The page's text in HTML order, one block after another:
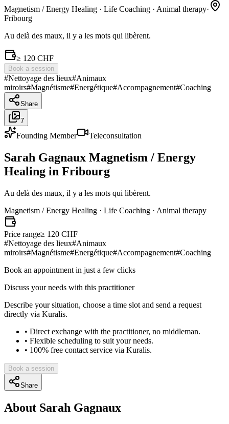
Magnetism / Energy Healing · Life Coaching · Animal therapy·
Fribourg
Au delà des maux, il y a les mots qui libèrent.
≥ 120 CHF
Book a session
#Nettoyage des lieux#Animaux
miroirs#Magnétisme#Energétique#Accompagnement#Coaching
Share
7
Founding Member Teleconsultation
Sarah Gagnaux Magnetism / Energy
Healing in Fribourg
Au delà des maux, il y a les mots qui libèrent.
Magnetism / Energy Healing · Life Coaching · Animal therapy
Price range≥ 120 CHF
#Nettoyage des lieux#Animaux
miroirs#Magnétisme#Energétique#Accompagnement#Coaching
Book an appointment in just a few clicks
Discuss your needs with this practitioner
Describe your situation, choose a time slot and send a request
directly via Kuralis.
• Direct exchange with the practitioner, no middleman.
• Flexible scheduling to suit your needs.
• 100% free contact service via Kuralis.
Book a session
Share
About Sarah Gagnaux